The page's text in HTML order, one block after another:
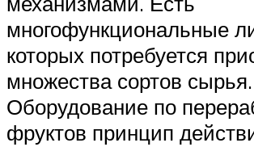
многофункциональные
которых потребуется
множества сортов сырья.
Оборудование по
фруктов принцип